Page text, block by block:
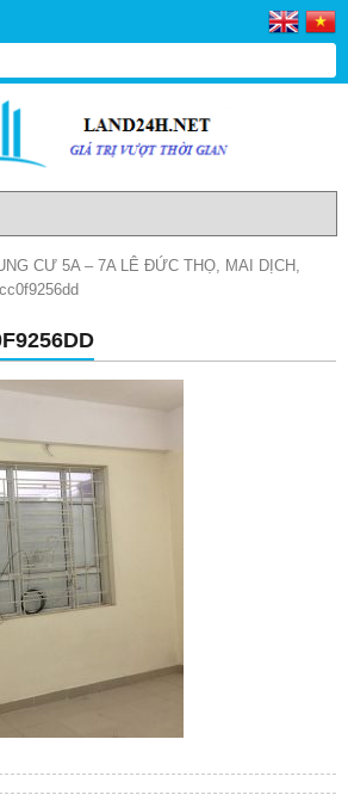
CƯ 5A – 7A LÊ ĐỨC THỌ, MAI DỊCH,